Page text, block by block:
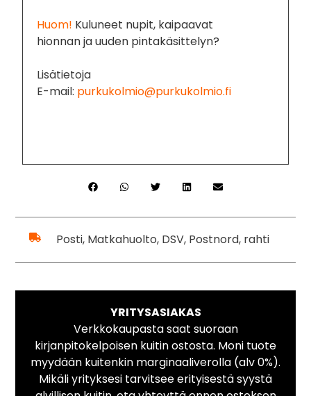
Huom! Kuluneet nupit, kaipaavat
hionnan ja uuden pintakäsittelyn?
Lisätietoja
E-mail: purkukolmio@purkukolmio.fi
Posti, Matkahuolto, DSV, Postnord, rahti
YRITYSASIAKAS
Verkkokaupasta saat suoraan
kirjanpitokelpoisen kuitin ostosta. Moni tuote
myydään kuitenkin marginaaliverolla (alv 0%).
Mikäli yrityksesi tarvitsee erityisestä syystä